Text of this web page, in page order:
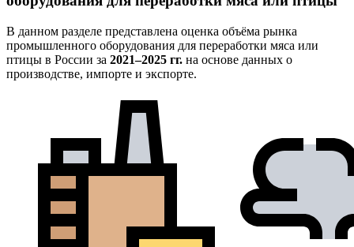
В данном разделе представлена оценка объёма рынка
промышленного оборудования для переработки мяса или
птицы в России за 2021–2025 гг. на основе данных о
производстве, импорте и экспорте.